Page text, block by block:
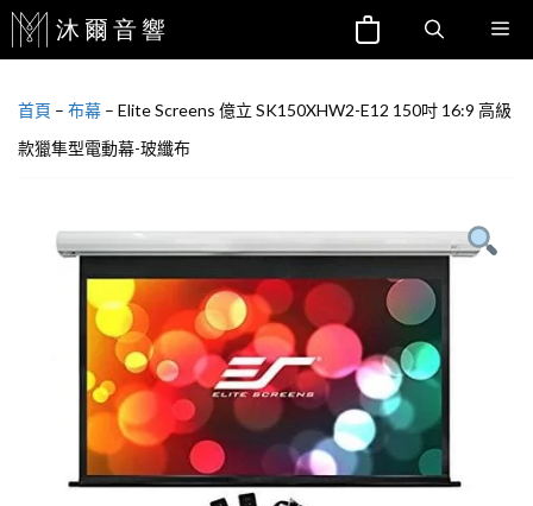
跳
至
首頁 – 布幕 – Elite Screens 億立 SK150XHW2-E12 150吋 16:9 高級
款獵隼型電動幕-玻纖布